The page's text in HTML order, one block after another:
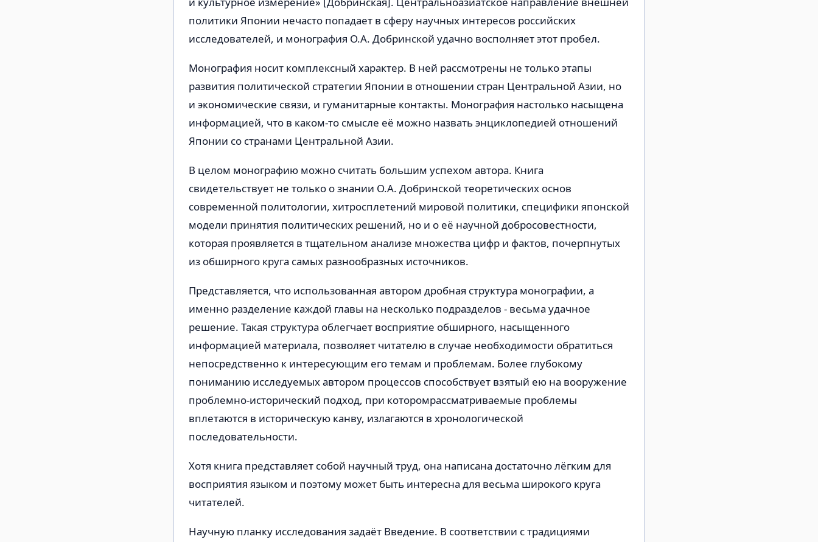
политики Японии нечасто попадает в сферу научных интересов российских
исследователей, и монография О.А. Добринской удачно восполняет этот пробел.
Монография носит комплексный характер. В ней рассмотрены не только этапы
развития политической стратегии Японии в отношении стран Центральной Азии, но
и экономические связи, и гуманитарные контакты. Монография настолько насыщена
информацией, что в каком-то смысле её можно назвать энциклопедией отношений
Японии со странами Центральной Азии.
В целом монографию можно считать большим успехом автора. Книга
свидетельствует не только о знании О.А. Добринской теоретических основ
современной политологии, хитросплетений мировой политики, специфики японской
модели принятия политических решений, но и о её научной добросовестности,
которая проявляется в тщательном анализе множества цифр и фактов, почерпнутых
из обширного круга самых разнообразных источников.
Представляется, что использованная автором дробная структура монографии, а
именно разделение каждой главы на несколько подразделов - весьма удачное
решение. Такая структура облегчает восприятие обширного, насыщенного
информацией материала, позволяет читателю в случае необходимости обратиться
непосредственно к интересующим его темам и проблемам. Более глубокому
пониманию исследуемых автором процессов способствует взятый ею на вооружение
проблемно-исторический подход, при которомрассматриваемые проблемы
вплетаются в историческую канву, излагаются в хронологической
последовательности.
Хотя книга представляет собой научный труд, она написана достаточно лёгким для
восприятия языком и поэтому может быть интересна для весьма широкого круга
читателей.
Научную планку исследования задаёт Введение. В соответствии с традициями